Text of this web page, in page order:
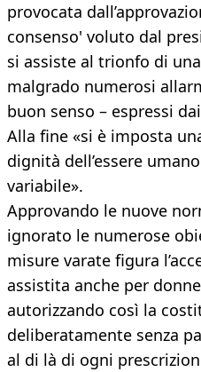
provocata
consenso' voluto dal
si assiste al trionfo di
malgrado numerosi
buon senso – espressi
Alla fine «si è imposta
dignità dell’essere
variabile».
Approvando le nuove
ignorato le numerose
misure varate figura
assistita anche per
autorizzando così la
deliberatamente senza
al di là di ogni